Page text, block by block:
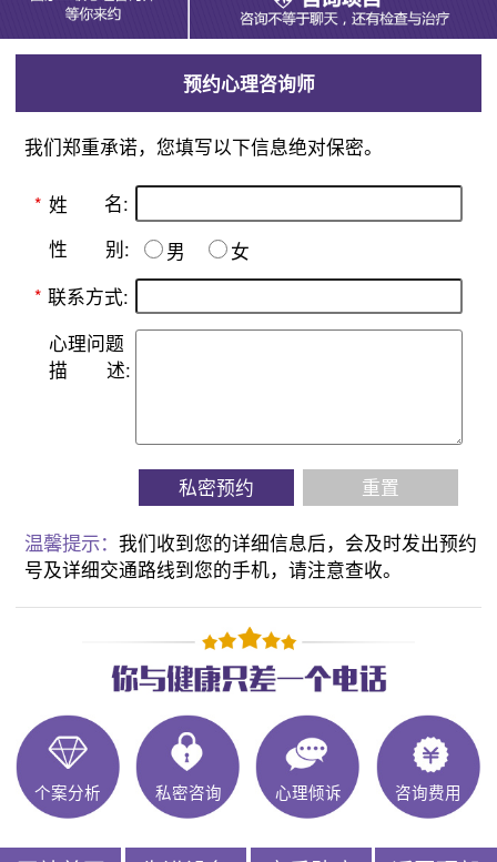
预约心理咨询师
我们郑重承诺，您填写以下信息绝对保密。
* 姓 名:
性 别: 男
女
* 联系方式:
心理问题
描
述:
私密预约 重置
温馨提示：我们收到您的详细信息后，会及时发出预约
号及详细交通路线到您的手机，请注意查收。
个案分析 私密咨询 心理倾诉 咨询费用